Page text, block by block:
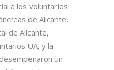
a los voluntarios
de Alicante,
de Alicante,
UA, y la
un